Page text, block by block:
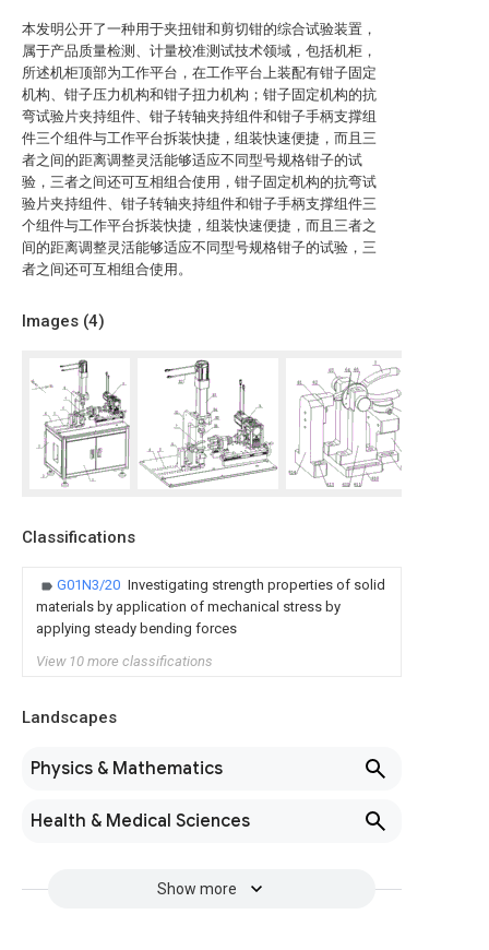
本发明公开了一种用于夹扭钳和剪切钳的综合试验装置，
属于产品质量检测、计量校准测试技术领域，包括机柜，
所述机柜顶部为工作平台，在工作平台上装配有钳子固定
机构、钳子压力机构和钳子扭力机构；钳子固定机构的抗
弯试验片夹持组件、钳子转轴夹持组件和钳子手柄支撑组
件三个组件与工作平台拆装快捷，组装快速便捷，而且三
者之间的距离调整灵活能够适应不同型号规格钳子的试
验，三者之间还可互相组合使用，钳子固定机构的抗弯试
验片夹持组件、钳子转轴夹持组件和钳子手柄支撑组件三
个组件与工作平台拆装快捷，组装快速便捷，而且三者之
间的距离调整灵活能够适应不同型号规格钳子的试验，三
者之间还可互相组合使用。
Images (4)
Classifications
G01N3/20 Investigating strength properties of solid
materials by application of mechanical stress by
applying steady bending forces
View 10 more classifications
Landscapes
Physics & Mathematics
Health & Medical Sciences
Show more